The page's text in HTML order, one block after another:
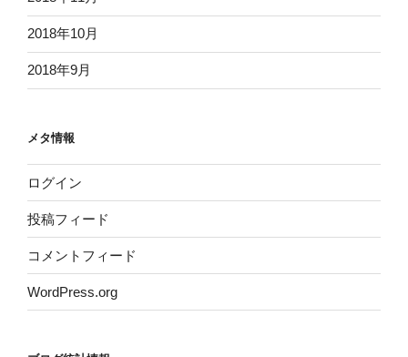
2018年10月
2018年9月
メタ情報
ログイン
投稿フィード
コメントフィード
WordPress.org